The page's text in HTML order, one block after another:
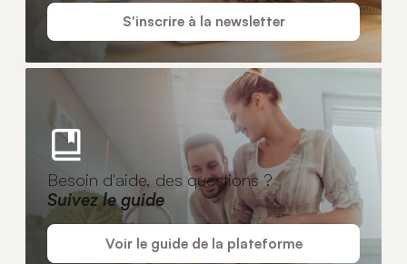
S'inscrire à la newsletter
Besoin d'aide, des questions ?
Suivez le guide
Voir le guide de la plateforme